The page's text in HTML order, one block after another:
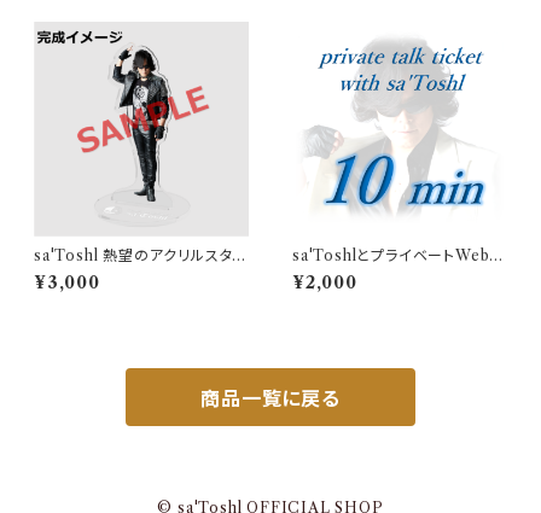
sa'Toshl 熱望のアクリルスタン
ド
¥3,000
sa'ToshlとプライベートWebト
ーク（10分）
¥2,000
商品一覧に戻る
© sa'Toshl OFFICIAL SHOP